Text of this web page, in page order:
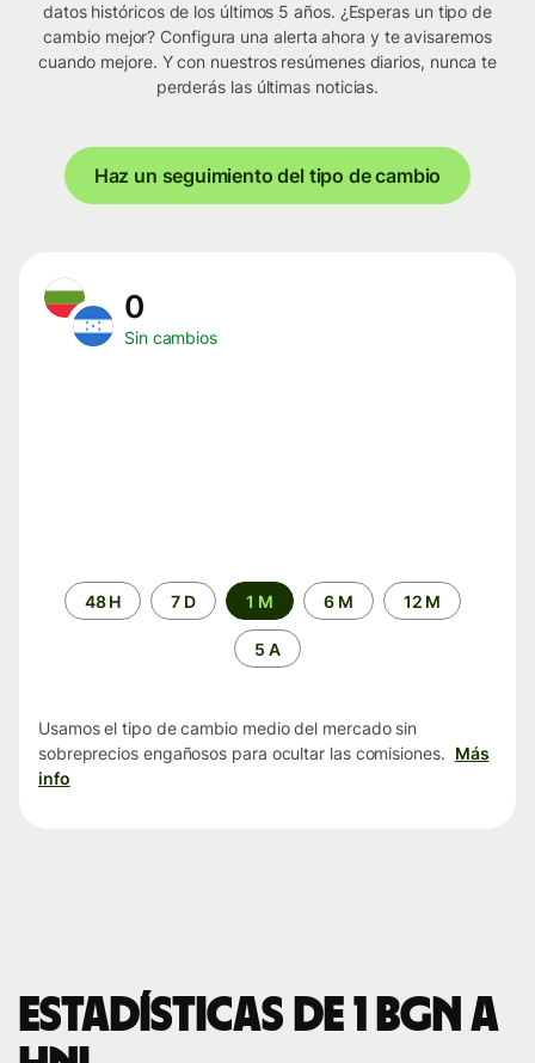
datos históricos de los últimos 5 años. ¿Esperas un tipo de
cambio mejor? Configura una alerta ahora y te avisaremos
cuando mejore. Y con nuestros resúmenes diarios, nunca te
perderás las últimas noticias.
Haz un seguimiento del tipo de cambio
0
Sin cambios
Periodo48 H 7 D 1 M 6 M 12 M
5 A
Usamos el tipo de cambio medio del mercado sin
sobreprecios engañosos para ocultar las comisiones. Más
info
Estadísticas de 1 BGN a